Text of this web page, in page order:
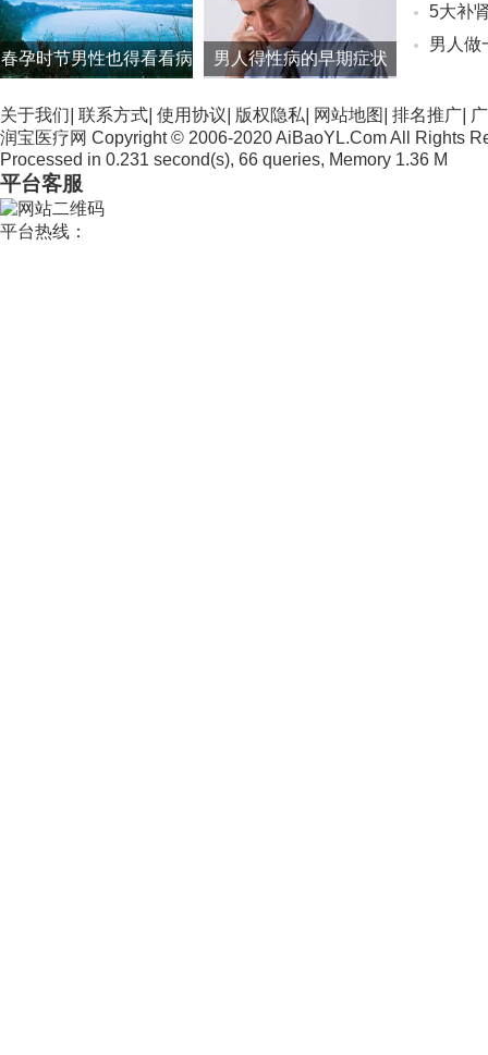
春孕时节男性也得看看病 男人得性病的早期症状
5大补
男人做
关于我们 联系方式 使用协议 版权隐私 网站地图 排名推广
润宝医疗网 Copyright © 2006-2020 AiBaoYL.Com All Rights
Processed in 0.231 second(s), 66 queries, Memory 1.36 M
平台客服
平台热线：